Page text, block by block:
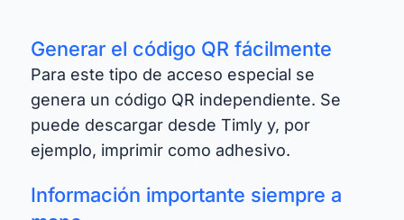
Generar el código QR fácilmente
Para este tipo de acceso especial se
genera un código QR independiente. Se
puede descargar desde Timly y, por
ejemplo, imprimir como adhesivo.
Información importante siempre a